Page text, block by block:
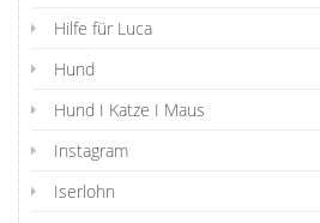
Hilfe für Luca
Hund
Hund I Katze I Maus
Instagram
Iserlohn